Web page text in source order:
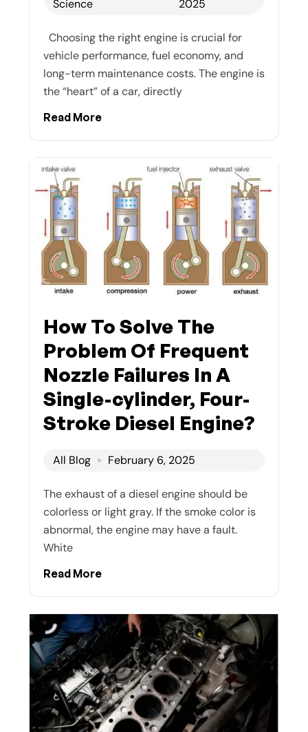
Science 2025
Choosing the right engine is crucial for
vehicle performance, fuel economy, and
long-term maintenance costs. The engine is
the “heart” of a car, directly
Read More
How To Solve The
Problem Of Frequent
Nozzle Failures In A
Single-cylinder, Four-
Stroke Diesel Engine?
All Blog February 6, 2025
The exhaust of a diesel engine should be
colorless or light gray. If the smoke color is
abnormal, the engine may have a fault.
White
Read More